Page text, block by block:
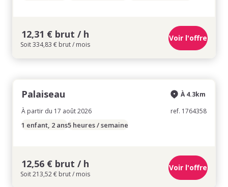
12,31 € brut / h
Soit 334,83 € brut / mois
Voir l'offre
Palaiseau
À partir du 17 août 2026
À 4.3km
ref. 1764358
1 enfant, 2 ans5 heures / semaine
12,56 € brut / h
Soit 213,52 € brut / mois
Voir l'offre